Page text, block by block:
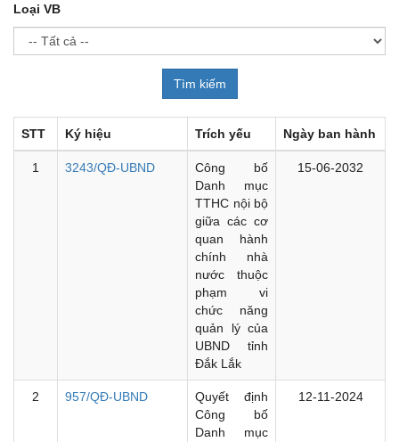
Loại VB
STT Ký hiệu Trích yếu Ngày ban hành
1 3243/QĐ-UBND
Công bố
Danh mục
TTHC nội bộ
giữa các cơ
quan hành
chính nhà
nước thuộc
phạm vi
chức năng
quản lý của
UBND tỉnh
Đắk Lắk
15-06-2032
2 957/QĐ-UBND
Quyết định
Công bố
Danh mục
12-11-2024